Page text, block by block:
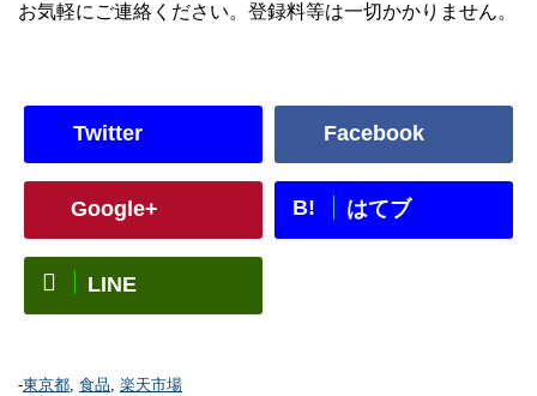
お気軽にご連絡ください。登録料等は一切かかりません。
Twitter Facebook
Google+ B! はてブ
LINE
-東京都, 食品, 楽天市場